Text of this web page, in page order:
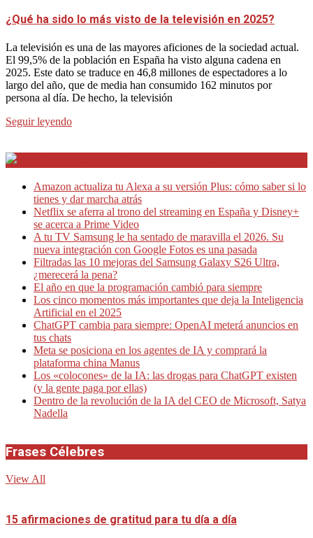
¿Qué ha sido lo más visto de la televisión en 2025?
La televisión es una de las mayores aficiones de la sociedad actual.
El 99,5% de la población en España ha visto alguna cadena en
2025. Este dato se traduce en 46,8 millones de espectadores a lo
largo del año, que de media han consumido 162 minutos por
persona al día. De hecho, la televisión
Seguir leyendo
Amazon actualiza tu Alexa a su versión Plus: cómo saber si lo
tienes y dar marcha atrás
Netflix se aferra al trono del streaming en España y Disney+
se acerca a Prime Video
A tu TV Samsung le ha sentado de maravilla el 2026. Su
nueva integración con Google Fotos es una pasada
Filtradas las 10 mejoras del Samsung Galaxy S26 Ultra,
¿merecerá la pena?
El año en que la programación cambió para siempre
Los cinco momentos más importantes que deja la Inteligencia
Artificial en el 2025
ChatGPT cambia para siempre: OpenAI meterá anuncios en
tus chats
Meta se posiciona en los agentes de IA y comprará la
plataforma china Manus
Los «colocones» de la IA: las drogas para ChatGPT existen
(y la gente paga por ellas)
Dentro de la revolución de la IA del CEO de Microsoft, Satya
Nadella
Frases Célebres
View All
15 afirmaciones de gratitud para tu día a día